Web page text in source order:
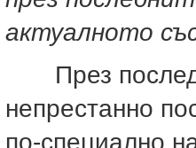
актуалното
През
непрестанно
по-специално